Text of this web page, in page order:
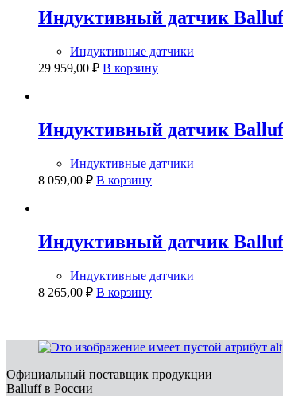
Индуктивный датчик
Индуктивные датчики
29 959,00 ₽ В корзину
Индуктивный датчик
Индуктивные датчики
8 059,00 ₽ В корзину
Индуктивный датчик
Индуктивные датчики
8 265,00 ₽ В корзину
Официальный поставщик продукции
Balluff в России